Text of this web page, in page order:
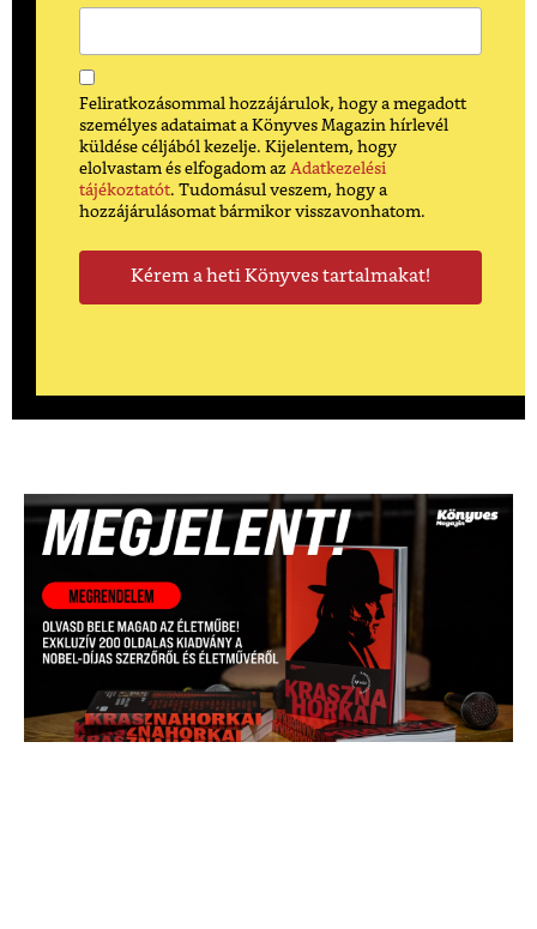
Feliratkozásommal hozzájárulok, hogy a megadott
személyes adataimat a Könyves Magazin hírlevél
küldése céljából kezelje. Kijelentem, hogy
elolvastam és elfogadom az Adatkezelési
tájékoztatót. Tudomásul veszem, hogy a
hozzájárulásomat bármikor visszavonhatom.